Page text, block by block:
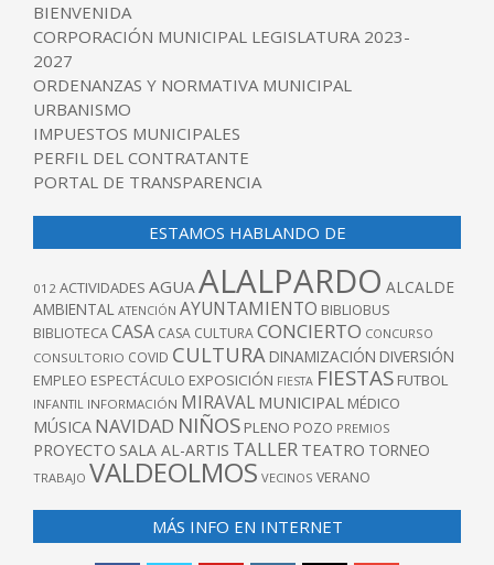
BIENVENIDA
CORPORACIÓN MUNICIPAL LEGISLATURA 2023-
2027
ORDENANZAS Y NORMATIVA MUNICIPAL
URBANISMO
IMPUESTOS MUNICIPALES
PERFIL DEL CONTRATANTE
PORTAL DE TRANSPARENCIA
ESTAMOS HABLANDO DE
012 ACTIVIDADES AGUAALALPARDO ALCALDE
AMBIENTAL ATENCIÓN AYUNTAMIENTO BIBLIOBUS
BIBLIOTECACASA CASA CULTURACONCIERTO CONCURSO
CONSULTORIO COVID CULTURA DINAMIZACIÓN DIVERSIÓN
EMPLEO ESPECTÁCULO EXPOSICIÓN FIESTA FIESTAS FUTBOL
INFANTIL INFORMACIÓN MIRAVAL MUNICIPAL MÉDICO
MÚSICA NAVIDAD NIÑOS PLENO POZO PREMIOS
PROYECTO SALA AL-ARTIS TALLER TEATRO TORNEO
TRABAJO VALDEOLMOS VECINOS VERANO
MÁS INFO EN INTERNET